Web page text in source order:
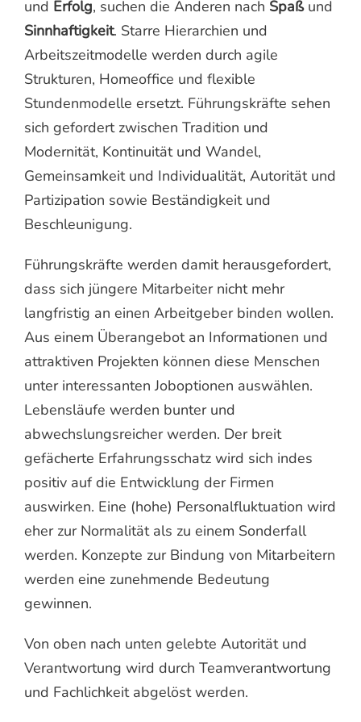
und Erfolg, suchen die Anderen nach Spaßund
Sinnhaftigkeit. Starre Hierarchien und
Arbeitszeitmodelle werden durch agile
Strukturen, Homeoffice und flexible
Stundenmodelle ersetzt. Führungskräfte sehen
sich gefordert zwischen Tradition und
Modernität, Kontinuität und Wandel,
Gemeinsamkeit und Individualität, Autorität und
Partizipation sowie Beständigkeit und
Beschleunigung.
Führungskräfte werden damit herausgefordert,
dass sich jüngere Mitarbeiter nicht mehr
langfristig an einen Arbeitgeber binden wollen.
Aus einem Überangebot an Informationen und
attraktiven Projekten können diese Menschen
unter interessanten Joboptionen auswählen.
Lebensläufe werden bunter und
abwechslungsreicher werden. Der breit
gefächerte Erfahrungsschatz wird sich indes
positiv auf die Entwicklung der Firmen
auswirken. Eine (hohe) Personalfluktuation wird
eher zur Normalität als zu einem Sonderfall
werden. Konzepte zur Bindung von Mitarbeitern
werden eine zunehmende Bedeutung
gewinnen.
Von oben nach unten gelebte Autorität und
Verantwortung wird durch Teamverantwortung
und Fachlichkeit abgelöst werden.